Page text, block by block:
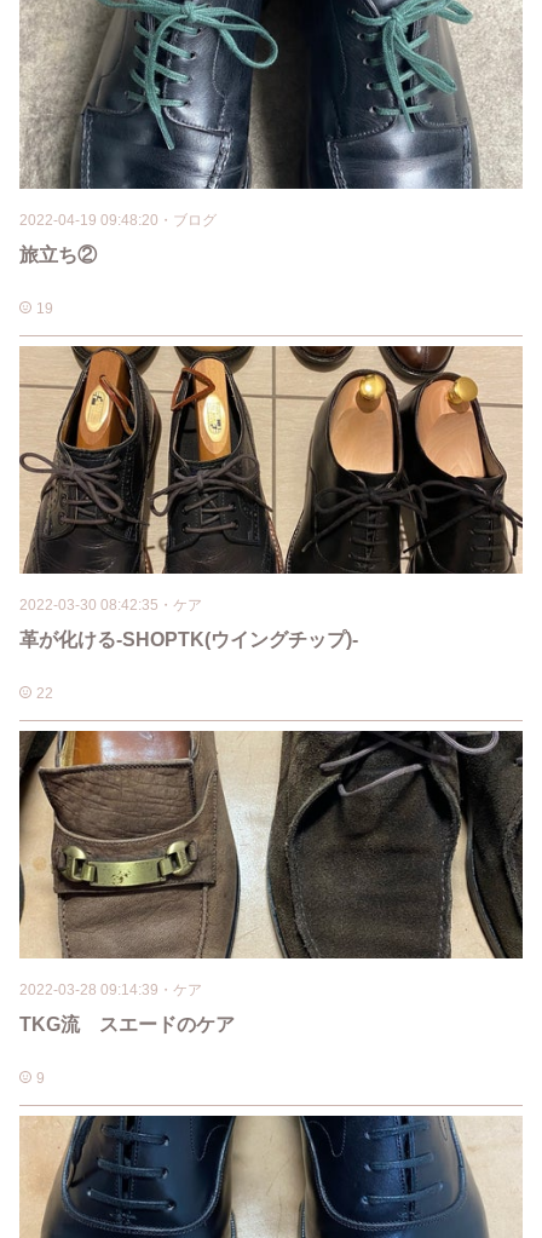
2022-04-19 09:48:20 ・ ブログ
旅立ち②
19
2022-03-30 08:42:35 ・ ケア
革が化ける-SHOPTK(ウイングチップ)-
22
2022-03-28 09:14:39 ・ ケア
TKG流 スエードのケア
9